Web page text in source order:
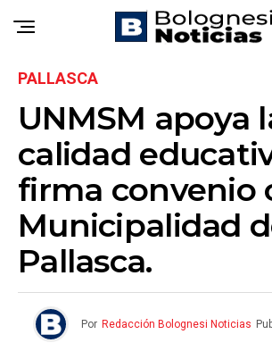
PALLASCA
UNMSM apoya
calidad
firma convenio
Municipalidad
Pallasca.
Por Redacción Bolognesi Noticias